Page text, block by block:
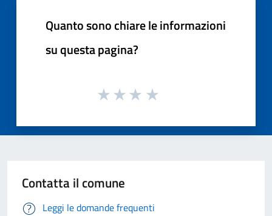
Quanto sono chiare le informazioni
su questa pagina?
Contatta il comune
Leggi le domande frequenti